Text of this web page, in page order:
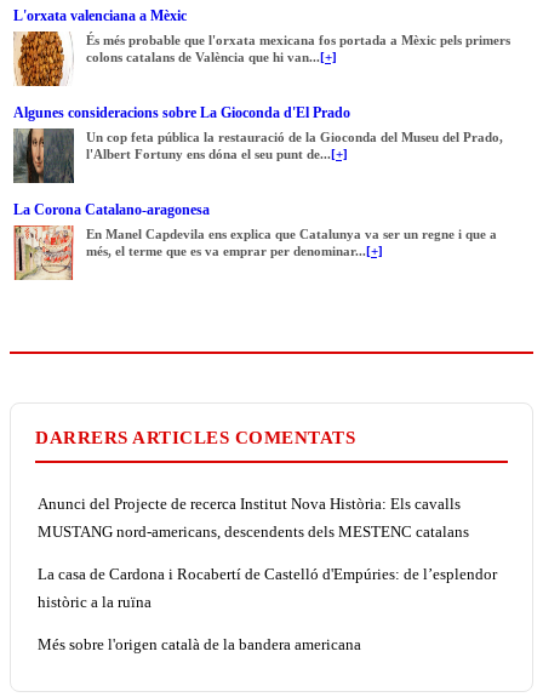
L'orxata valenciana a Mèxic
És més probable que l'orxata mexicana fos portada a Mèxic pels primers
colons catalans de València que hi van... [+]
Algunes consideracions sobre La Gioconda d'El Prado
Un cop feta pública la restauració de la Gioconda del Museu del Prado,
l'Albert Fortuny ens dóna el seu punt de... [+]
La Corona Catalano-aragonesa
En Manel Capdevila ens explica que Catalunya va ser un regne i que a
més, el terme que es va emprar per denominar... [+]
DARRERS ARTICLES COMENTATS
Anunci del Projecte de recerca Institut Nova Història: Els cavalls
MUSTANG nord-americans, descendents dels MESTENC catalans
La casa de Cardona i Rocabertí de Castelló d'Empúries: de l’esplendor
històric a la ruïna
Més sobre l'origen català de la bandera americana